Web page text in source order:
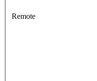
Remote